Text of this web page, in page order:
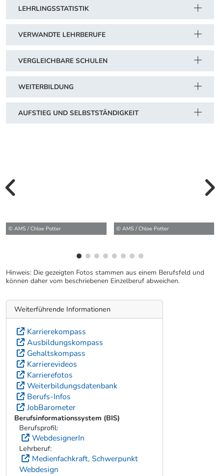
LEHRLINGSSTATISTIK
VERWANDTE LEHRBERUFE
VERGLEICHBARE SCHULEN
WEITERBILDUNG
AUFSTIEG UND SELBSTSTÄNDIGKEIT
© AMS / Chloe Potter © AMS / Chloe Potter
Hinweis: Die gezeigten Fotos stammen aus einem Berufsfeld und
können daher vom beschriebenen Einzelberuf abweichen.
Weiterführende Informationen
Karrierekompass
Ausbildungskompass
Gehaltskompass
Karrierevideos
Karrierefotos
Weiterbildungsdatenbank
Berufs-Infos
JobBarometer
Berufsinformationssystem (BIS)
Berufsprofil:
WebdesignerIn
Lehrberuf:
Medienfachkraft, Schwerpunkt
Webdesign